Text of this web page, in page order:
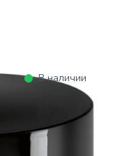
В наличии